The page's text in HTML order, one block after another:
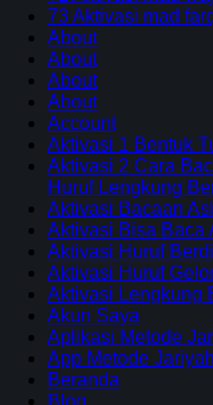
73 Aktivasi mad
About
About
About
About
Account
Aktivasi 1 Bentuk
Aktivasi 2 Cara
Huruf Lengkung
Aktivasi Bacaan
Aktivasi Bisa Baca
Aktivasi Huruf
Aktivasi Huruf
Aktivasi Lengkung
Akun Saya
Aplikasi Metode
App Metode Jariyah
Beranda
Blog